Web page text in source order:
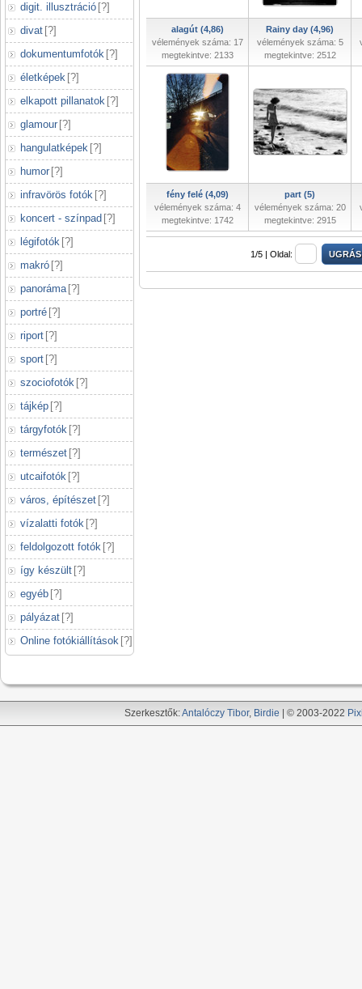
digit. illusztráció [?]
divat [?]
dokumentumfotók [?]
életképek [?]
elkapott pillanatok [?]
glamour [?]
hangulatképek [?]
humor [?]
infravörös fotók [?]
koncert - színpad [?]
légifotók [?]
makró [?]
panoráma [?]
portré [?]
riport [?]
sport [?]
szociofotók [?]
tájkép [?]
tárgyfotók [?]
természet [?]
utcaifotók [?]
város, építészet [?]
vízalatti fotók [?]
feldolgozott fotók [?]
így készült [?]
egyéb [?]
pályázat [?]
Online fotókiállítások [?]
alagút (4,86)
vélemények száma: 17
megtekintve: 2133
Rainy day (4,96)
vélemények száma: 5
megtekintve: 2512
fény felé (4,09)
vélemények száma: 4
megtekintve: 1742
part (5)
vélemények száma: 20
megtekintve: 2915
1/5 | Oldal:
Szerkesztők:Antalóczy Tibor, Birdie | © 2003-2022